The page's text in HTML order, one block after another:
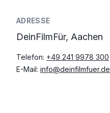
ADRESSE
DeinFilmFür, Aachen
Telefon: +49 241 9978 300
E-Mail: info@deinfilmfuer.de